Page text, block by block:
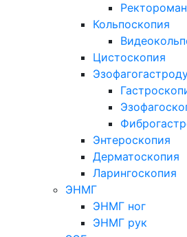
Кольпоскопия
Цистоскопия
Энтероскопия
Дерматоскопия
Ларингоскопия
ЭНМГ
ЭНМГ ног
ЭНМГ рук